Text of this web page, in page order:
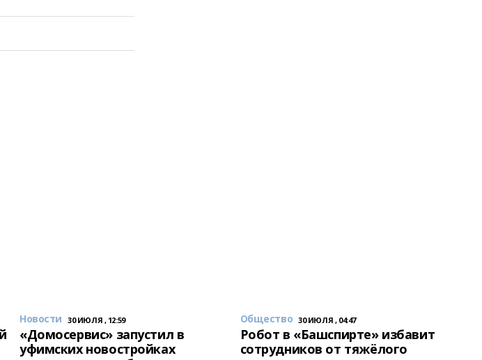
Новости 30 ИЮЛЯ , 12:59
«Домосервис» запустил в
уфимских новостройках
Общество 30 ИЮЛЯ , 04:47
Робот в «Башспирте» избавит
сотрудников от тяжёлого